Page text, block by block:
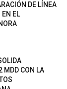
DE LÍNEA
EN EL
MDD CON LA